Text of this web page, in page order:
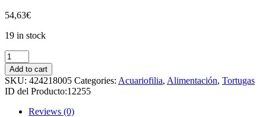
54,63€
19 in stock
Stick
para
reptiles
colores
10kg
quantity
Add to cart
SKU: 424218005 Categories: Acuariofilia, Alimentación, Tortugas
ID del Producto:12255
Reviews (0)